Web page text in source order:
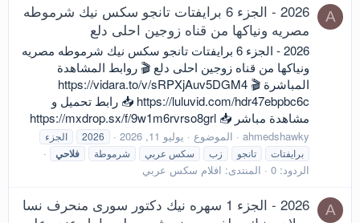
A
2026 - الجزء 6 برايفتات تانجو سكس نيك شرموطه
مصريه ونياكها من قناه زوجين احلى دلع
2026 - الجزء 6 برايفتات تانجو سكس نيك شرموطه مصريه
ونياكها من قناه زوجين احلى دلع 🎬 روابط المشاهدة
المباشرة 🎬 https://vidara.to/v/sRPXjAuv5DGM4
https://luluvid.com/hdr47ebpbc6c 📥 رابط تحميل و
مشاهدة مباشر 📥 https://mxdrop.sx/f/9w1m6rvrso8grl
ahmedshawky الموضوع يوليو 11, 2026 2026
الجزء
برايفتات
تانجو زب سكس عربي شرموطة فلاحي
الردود: 0 المنتدى: افلام سكس عربي
A
2026 - الجزء 1 سهره نيك دكتور سورى منحرف نسا